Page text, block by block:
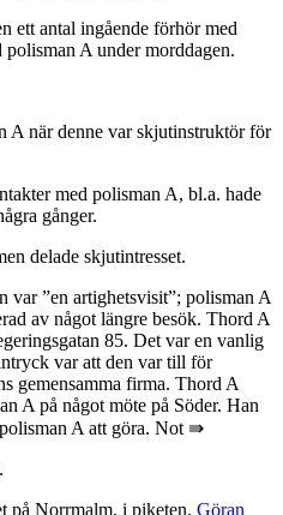
ett antal ingående förhör med
A under morddagen.
A när denne var skjutinstruktör för
med polisman A, bl.a. hade
gånger.
delade skjutintresset.
var ”en artighetsvisit”; polisman A
av något längre besök. Thord A
85. Det var en vanlig
var att den var till för
gemensamma firma. Thord A
A på något möte på Söder. Han
A att göra. Not ⇛
på Norrmalm, i piketen. Göran